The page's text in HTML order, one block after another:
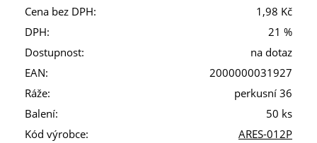
Cena bez DPH:
1,98 Kč
DPH:
21 %
Dostupnost:
na dotaz
EAN:
2000000031927
Ráže:
perkusní 36
Balení:
50 ks
Kód výrobce:
ARES-012P